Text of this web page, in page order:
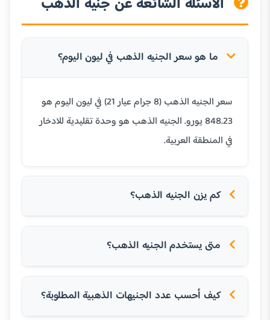
ما هو سعر الجنيه الذهب في ليون اليوم؟
سعر الجنيه الذهب (8 جرام عيار 21) في ليون اليوم هو
848.23 يورو. الجنيه الذهب هو وحدة تقليدية للادخار
في المنطقة العربية.
كم يزن الجنيه الذهب؟
متى يستخدم الجنيه الذهب؟
كيف أحسب عدد الجنيهات الذهبية المطلوبة؟